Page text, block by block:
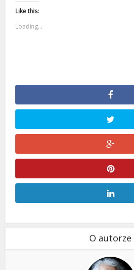
Like this:
Loading...
O autorze